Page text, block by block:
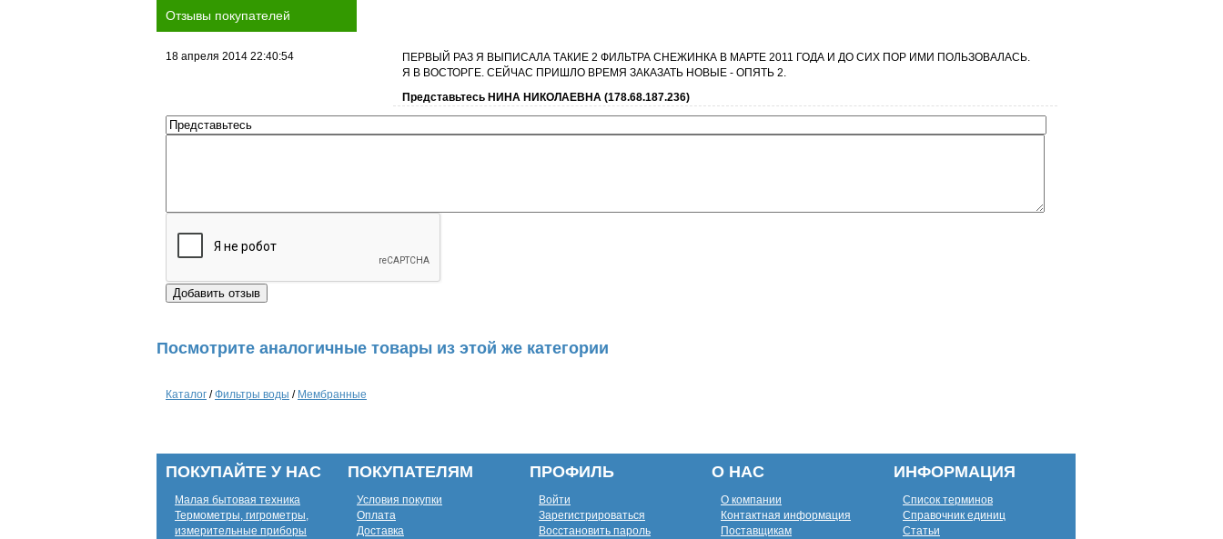
Отзывы покупателей
18 апреля 2014 22:40:54
ПЕРВЫЙ РАЗ Я ВЫПИСАЛА ТАКИЕ 2 ФИЛЬТРА СНЕЖИНКА В МАРТЕ 2011 ГОДА И ДО СИХ ПОР ИМИ ПОЛЬЗОВАЛАСЬ.
Я В ВОСТОРГЕ. СЕЙЧАС ПРИШЛО ВРЕМЯ ЗАКАЗАТЬ НОВЫЕ - ОПЯТЬ 2.
Представьтесь НИНА НИКОЛАЕВНА (178.68.187.236)
Посмотрите аналогичные товары из этой же категории
Каталог /Фильтры воды / Мембранные
ПОКУПАЙТЕ У НАС
Малая бытовая техника
Термометры, гигрометры,
измерительные приборы
ПОКУПАТЕЛЯМ
Условия покупки
Оплата
Доставка
ПРОФИЛЬ
Войти
Зарегистрироваться
Восстановить пароль
О НАС
О компании
Контактная информация
Поставщикам
ИНФОРМАЦИЯ
Список терминов
Справочник единиц
Статьи